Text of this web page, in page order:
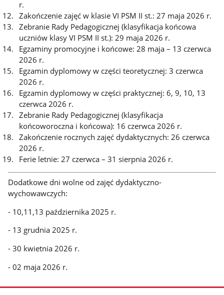
r.
Zakończenie zajęć w klasie VI PSM II st.: 27 maja 2026 r.
Zebranie Rady Pedagogicznej (klasyfikacja końcowa
uczniów klasy VI PSM II st.): 29 maja 2026 r.
Egzaminy promocyjne i końcowe: 28 maja – 13 czerwca
2026 r.
Egzamin dyplomowy w części teoretycznej: 3 czerwca
2026 r.
Egzamin dyplomowy w części praktycznej: 6, 9, 10, 13
czerwca 2026 r.
Zebranie Rady Pedagogicznej (klasyfikacja
końcoworoczna i końcowa): 16 czerwca 2026 r.
Zakończenie rocznych zajęć dydaktycznych: 26 czerwca
2026 r.
Ferie letnie: 27 czerwca – 31 sierpnia 2026 r.
Dodatkowe dni wolne od zajęć dydaktyczno-
wychowawczych:
- 10,11,13 października 2025 r.
- 13 grudnia 2025 r.
- 30 kwietnia 2026 r.
- 02 maja 2026 r.